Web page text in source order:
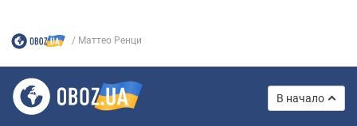
Маттео Ренци
В начало